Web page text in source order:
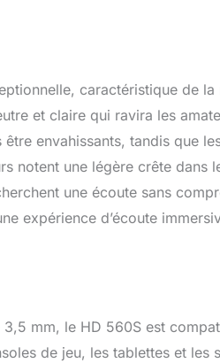
caractéristique de la
et claire qui ravira les
envahissants, tandis que
notent une légère crête dans
une écoute sans
expérience d’écoute
mm, le HD 560S est
de jeu, les tablettes et les